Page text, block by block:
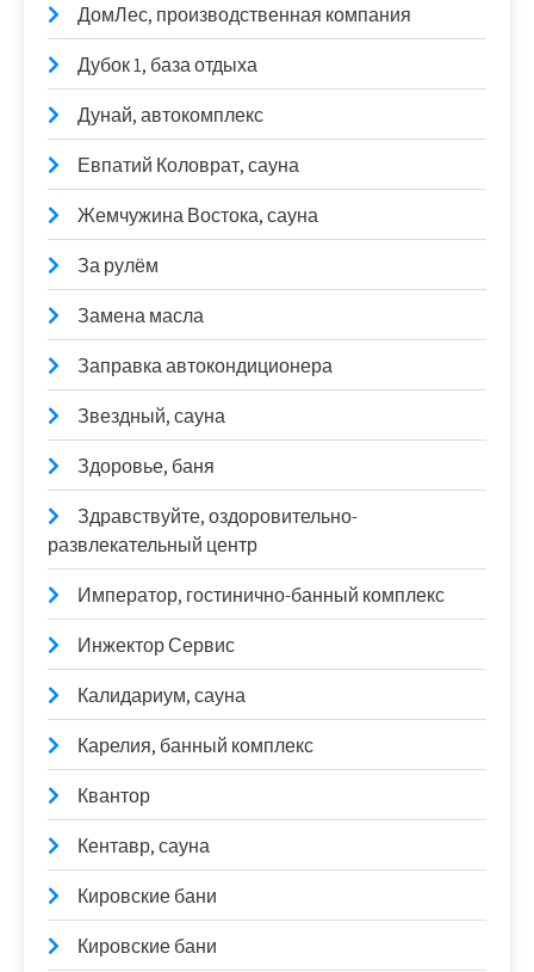
ДомЛес, производственная компания
Дубок 1, база отдыха
Дунай, автокомплекс
Евпатий Коловрат, сауна
Жемчужина Востока, сауна
За рулём
Замена масла
Заправка автокондиционера
Звездный, сауна
Здоровье, баня
Здравствуйте, оздоровительно-
развлекательный центр
Император, гостинично-банный комплекс
Инжектор Сервис
Калидариум, сауна
Карелия, банный комплекс
Квантор
Кентавр, сауна
Кировские бани
Кировские бани